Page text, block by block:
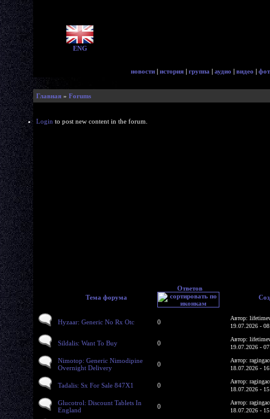
ENG
новости | история | группа | аудио | видео |
Главная » Forums
Login to post new content in the forum.
Тема форума
Ответов
Hyzaar: Generic No Rx Otc 0
Автор:
19.07.2026 -
Sildalis: Want To Buy 0
Автор:
19.07.2026 -
Nimotop: Generic Nimodipine
Overnight Delivery
0
Автор:
18.07.2026 -
Tadalis: Sx For Sale 847X1 0
Автор:
18.07.2026 -
Glucotrol: Discount Tablets In
England
0
Автор:
18.07.2026 -